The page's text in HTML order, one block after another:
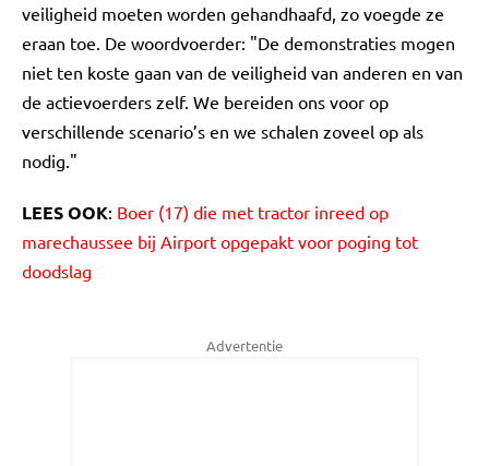
veiligheid moeten worden gehandhaafd, zo voegde ze
eraan toe. De woordvoerder: "De demonstraties mogen
niet ten koste gaan van de veiligheid van anderen en van
de actievoerders zelf. We bereiden ons voor op
verschillende scenario’s en we schalen zoveel op als
nodig."
LEES OOK: Boer (17) die met tractor inreed op
marechaussee bij Airport opgepakt voor poging tot
doodslag
Advertentie